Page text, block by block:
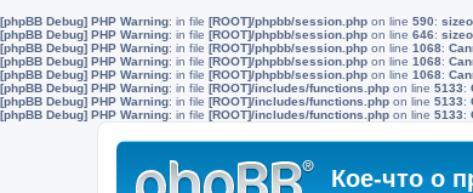
[phpBB Debug] PHP Warning: in file [ROOT]/phpbb/session.php on line 590:
[phpBB Debug] PHP Warning: in file [ROOT]/phpbb/session.php on line 646:
[phpBB Debug] PHP Warning: in file [ROOT]/phpbb/session.php on line 1068:
[phpBB Debug] PHP Warning: in file [ROOT]/phpbb/session.php on line 1068:
[phpBB Debug] PHP Warning: in file [ROOT]/phpbb/session.php on line 1068:
[phpBB Debug] PHP Warning: in file [ROOT]/includes/functions.php on line 5133:
[phpBB Debug] PHP Warning: in file [ROOT]/includes/functions.php on line 5133:
[phpBB Debug] PHP Warning: in file [ROOT]/includes/functions.php on line 5133:
Кое-что о